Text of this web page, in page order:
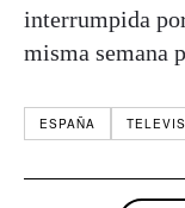
interrumpida
misma semana
ESPAÑA